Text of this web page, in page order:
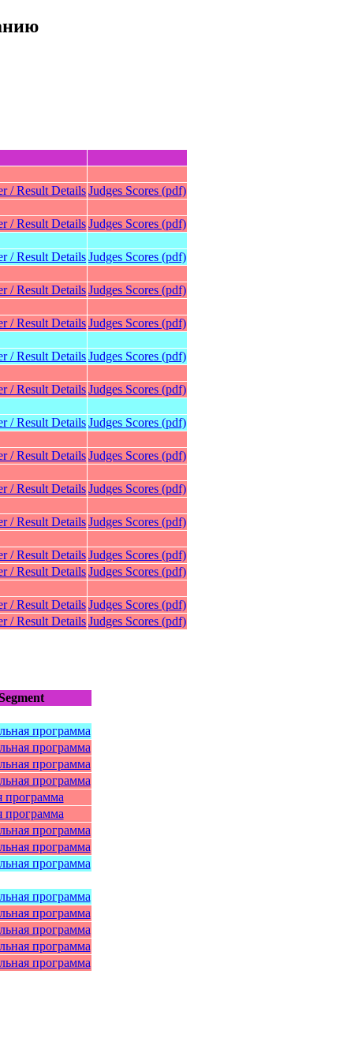
/ Result DetailsJudges Scores (pdf)
/ Result DetailsJudges Scores (pdf)
/ Result DetailsJudges Scores (pdf)
/ Result DetailsJudges Scores (pdf)
/ Result DetailsJudges Scores (pdf)
/ Result DetailsJudges Scores (pdf)
/ Result DetailsJudges Scores (pdf)
/ Result DetailsJudges Scores (pdf)
/ Result DetailsJudges Scores (pdf)
/ Result DetailsJudges Scores (pdf)
/ Result DetailsJudges Scores (pdf)
/ Result DetailsJudges Scores (pdf)
/ Result DetailsJudges Scores (pdf)
/ Result DetailsJudges Scores (pdf)
/ Result DetailsJudges Scores (pdf)
программа
программа
программа
программа
программа
программа
программа
программа
программа
программа
программа
программа
программа
программа